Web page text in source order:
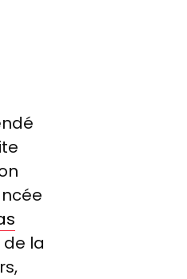
la